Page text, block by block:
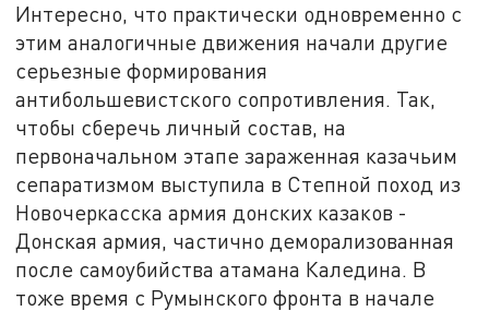
Интересно, что практически одновременно с
этим аналогичные движения начали другие
серьезные формирования
антибольшевистского сопротивления. Так,
чтобы сберечь личный состав, на
первоначальном этапе зараженная казачьим
сепаратизмом выступила в Степной поход из
Новочеркасска армия донских казаков -
Донская армия, частично деморализованная
после самоубийства атамана Каледина. В
тоже время с Румынского фронта в начале